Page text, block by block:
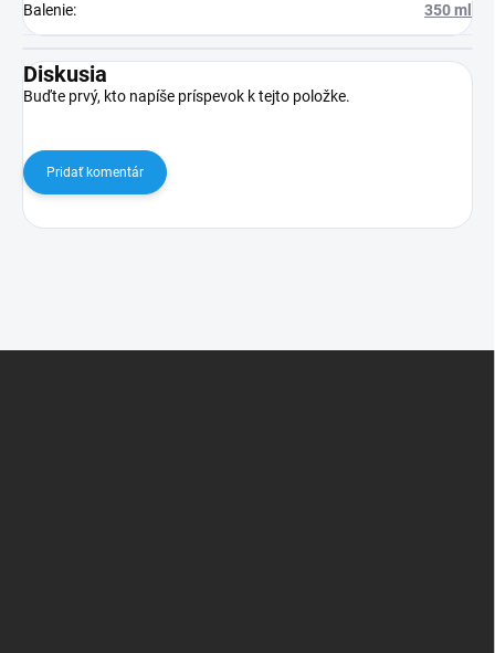
Balenie: 350 ml
Diskusia
Buďte prvý, kto napíše príspevok k tejto položke.
Pridať komentár